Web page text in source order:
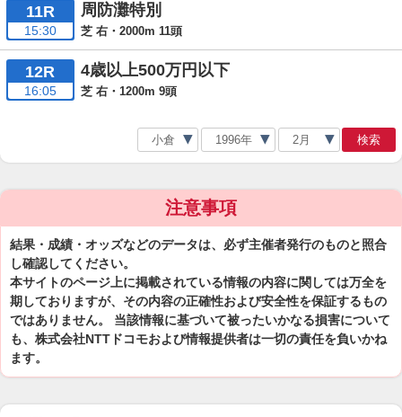
11R
15:30
周防灘特別
芝 右・2000m 11頭
12R
16:05
4歳以上500万円以下
芝 右・1200m 9頭
検索
注意事項
結果・成績・オッズなどのデータは、必ず主催者発行のものと照合
し確認してください。
本サイトのページ上に掲載されている情報の内容に関しては万全を
期しておりますが、その内容の正確性および安全性を保証するもの
ではありません。 当該情報に基づいて被ったいかなる損害について
も、株式会社NTTドコモおよび情報提供者は一切の責任を負いかね
ます。